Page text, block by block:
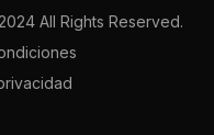
All Rights Reserved.